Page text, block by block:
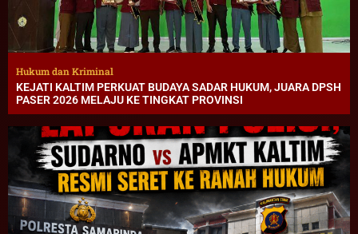
Hukum dan Kriminal
KEJATI KALTIM PERKUAT BUDAYA SADAR HUKUM, JUARA DPSH
PASER 2026 MELAJU KE TINGKAT PROVINSI